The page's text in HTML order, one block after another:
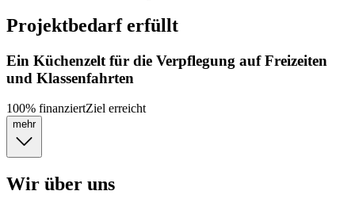
Projektbedarf erfüllt
Ein Küchenzelt für die Verpflegung auf Freizeiten
und Klassenfahrten
100% finanziertZiel erreicht
mehr
Wir über uns